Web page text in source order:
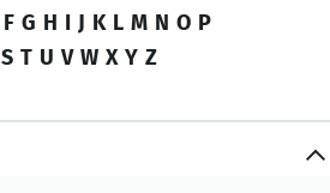
F G H I J K L M N O P
S T U V W X Y Z